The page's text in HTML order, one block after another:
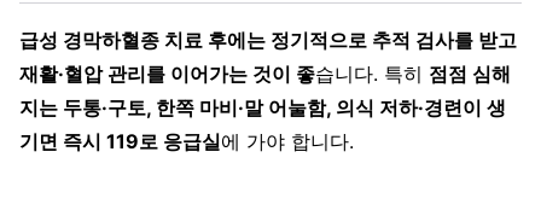
급성 경막하혈종 치료 후에는 정기적으로 추적 검사를 받고
재활·혈압 관리를 이어가는 것이 좋습니다. 특히 점점 심해
지는 두통·구토, 한쪽 마비·말 어눌함, 의식 저하·경련이 생
기면 즉시 119로 응급실에 가야 합니다.